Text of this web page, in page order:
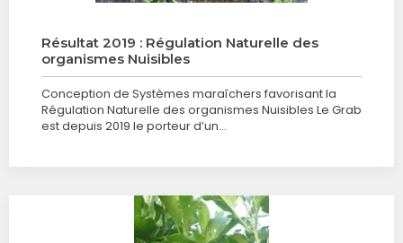
Résultat 2019 : Régulation Naturelle des
organismes Nuisibles
Conception de Systèmes maraîchers favorisant la
Régulation Naturelle des organismes Nuisibles Le Grab
est depuis 2019 le porteur d’un…